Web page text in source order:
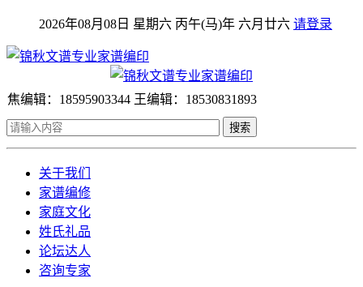
2026年08月08日 星期六 丙午(马)年 六月廿六 请登录
焦编辑：18595903344 王编辑：18530831893
搜索
关于我们
家谱编修
家庭文化
姓氏礼品
论坛达人
咨询专家